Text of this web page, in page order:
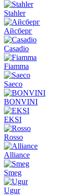
Stahler
Айсберг
Casadio
Fiamma
Saeco
BONVINI
EKSI
Rosso
Alliance
Smeg
Ugur